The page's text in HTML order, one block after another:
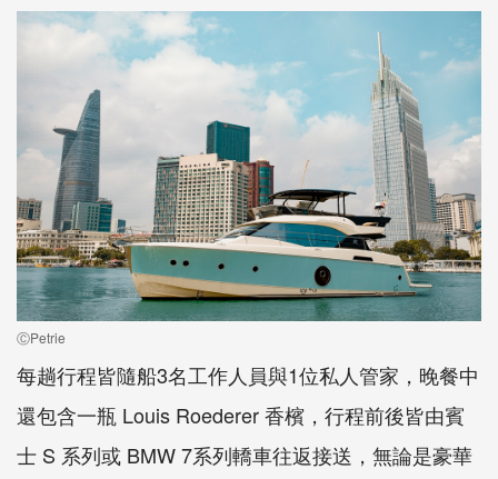
ⒸPetrie
每趟行程皆隨船3名工作人員與1位私人管家，晚餐中
還包含一瓶 Louis Roederer 香檳，行程前後皆由賓
士 S 系列或 BMW 7系列轎車往返接送，無論是豪華